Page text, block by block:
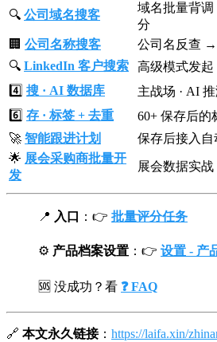
🔍 公司域名搜客
域名批量背
分
🏢 公司名称搜客
公司名反查
🔍 LinkedIn 客户搜索
高级模式发起
4️⃣ 搜 · AI 数据库
主战场 · AI
6️⃣ 存 · 标签 + 去重
60+ 保存后的
🚀 智能跟进计划
保存后接入
🌟 展会采购商批量开
发
展会数据实战
📍 入口 ：👉 批量评分任务
⚙️ 产品档案设置 ：👉 设置 - 产
🆘 没成功？看 ❓ FAQ
🔗 本文永久链接： https://laifa.xin/